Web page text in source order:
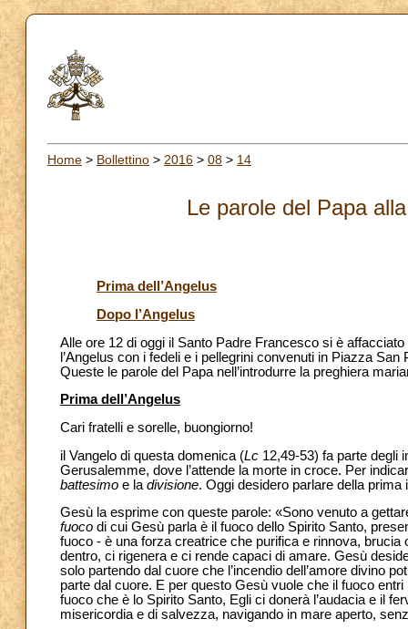
Home > Bollettino > 2016 > 08 > 14
Le parole del Papa
Prima dell’Angelus
Dopo l’Angelus
Alle ore 12 di oggi il Santo Padre Francesco si è
l’Angelus con i fedeli e i pellegrini convenuti in Piazza
Queste le parole del Papa nell’introdurre la preghiera
Prima dell’Angelus
Cari fratelli e sorelle, buongiorno!
il Vangelo di questa domenica (Lc 12,49-53) fa parte degli
Gerusalemme, dove l’attende la morte in croce. Per
battesimo e la divisione. Oggi desidero parlare della prima
Gesù la esprime con queste parole: «Sono venuto a
fuoco di cui Gesù parla è il fuoco dello Spirito Santo,
fuoco - è una forza creatrice che purifica e rinnova,
dentro, ci rigenera e ci rende capaci di amare. Gesù
solo partendo dal cuore che l’incendio dell’amore divino
parte dal cuore. E per questo Gesù vuole che il fuoco
fuoco che è lo Spirito Santo, Egli ci donerà l’audacia e il
misericordia e di salvezza, navigando in mare aperto,